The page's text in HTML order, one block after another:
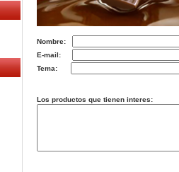
Nombre:
E-mail:
Tema:
Los productos que tienen interes: